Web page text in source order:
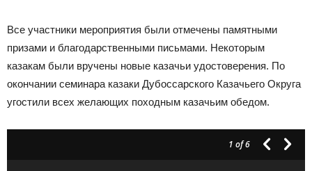
Все участники мероприятия были отмечены памятными
призами и благодарственными письмами. Некоторым
казакам были вручены новые казачьи удостоверения. По
окончании семинара казаки Дубоссарского Казачьего Округа
угостили всех желающих походным казачьим обедом.
1 of 6